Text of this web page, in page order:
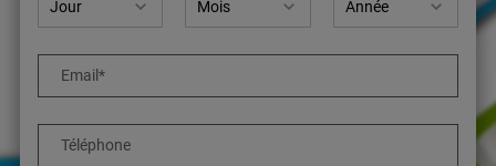
Email*
Téléphone